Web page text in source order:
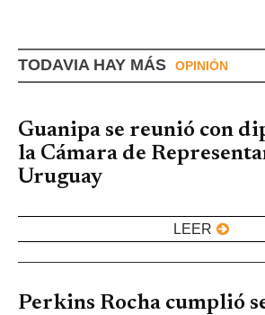
TODAVIA HAY MÁS OPINIÓN
Guanipa se reunió con
la Cámara de
Uruguay
LEER
Perkins Rocha cumplió